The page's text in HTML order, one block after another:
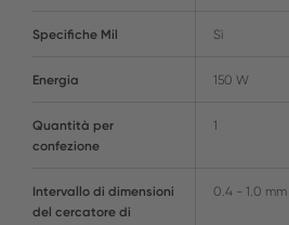
Specifiche Mil Sì
Energia 150 W
Quantità per
confezione
1
Intervallo di dimensioni
del cercatore di
0.4 - 1.0 mm